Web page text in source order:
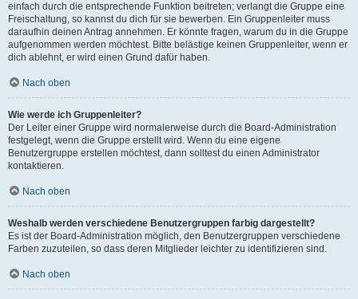
einfach durch die entsprechende Funktion beitreten; verlangt die Gruppe eine
Freischaltung, so kannst du dich für sie bewerben. Ein Gruppenleiter muss
daraufhin deinen Antrag annehmen. Er könnte fragen, warum du in die Gruppe
aufgenommen werden möchtest. Bitte belästige keinen Gruppenleiter, wenn er
dich ablehnt, er wird einen Grund dafür haben.
Nach oben
Wie werde ich Gruppenleiter?
Der Leiter einer Gruppe wird normalerweise durch die Board-Administration
festgelegt, wenn die Gruppe erstellt wird. Wenn du eine eigene
Benutzergruppe erstellen möchtest, dann solltest du einen Administrator
kontaktieren.
Nach oben
Weshalb werden verschiedene Benutzergruppen farbig dargestellt?
Es ist der Board-Administration möglich, den Benutzergruppen verschiedene
Farben zuzuteilen, so dass deren Mitglieder leichter zu identifizieren sind.
Nach oben